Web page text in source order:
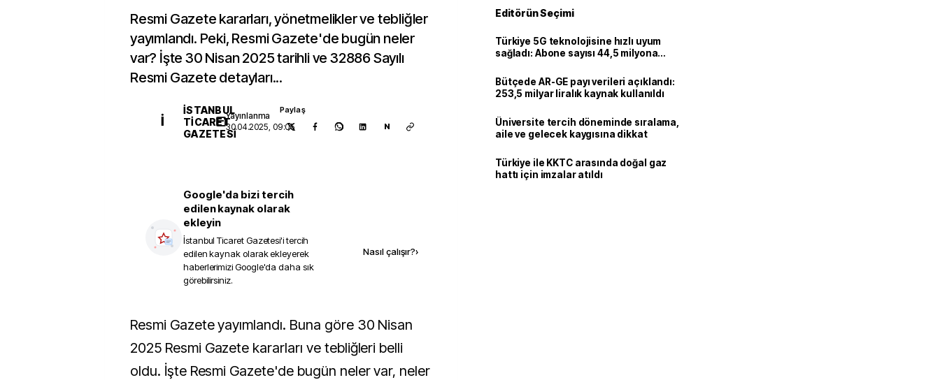
Resmi Gazete kararları, yönetmelikler ve tebliğler
yayımlandı. Peki, Resmi Gazete'de bugün neler
var? İşte 30 Nisan 2025 tarihli ve 32886 Sayılı
Resmi Gazete detayları...
İ
İSTANBUL
TICARET
GAZETESI
Yayınlanma
30.04.2025, 09:05
Paylaş
N
Google'da bizi tercih
edilen kaynak olarak
ekleyin
İstanbul Ticaret Gazetesi'i tercih
edilen kaynak olarak ekleyerek
haberlerimizi Google'da daha sık
görebilirsiniz.
Nasıl çalışır?›
Resmi Gazete yayımlandı. Buna göre 30 Nisan
2025 Resmi Gazete kararları ve tebliğleri belli
oldu. İşte Resmi Gazete'de bugün neler var, neler
Editörün Seçimi
Türkiye 5G teknolojisine hızlı uyum
sağladı: Abone sayısı 44,5 milyona
Bütçede AR-GE payı verileri açıklandı:
253,5 milyar liralık kaynak kullanıldı
Üniversite tercih döneminde sıralama,
aile ve gelecek kaygısına dikkat
Türkiye ile KKTC arasında doğal gaz
hattı için imzalar atıldı